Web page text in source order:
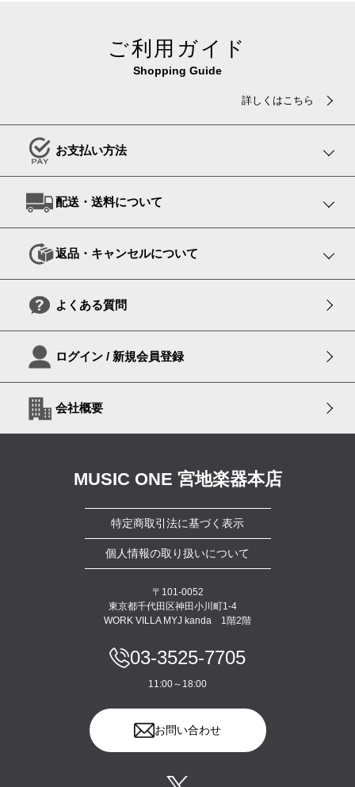
ご利用ガイド
Shopping Guide
詳しくはこちら
お支払い方法
配送・送料について
返品・キャンセルについて
よくある質問
ログイン / 新規会員登録
会社概要
MUSIC ONE 宮地楽器本店
特定商取引法に基づく表示
個人情報の取り扱いについて
〒101-0052
東京都千代田区神田小川町1-4
WORK VILLA MYJ kanda 1階2階
03-3525-7705
11:00～18:00
お問い合わせ